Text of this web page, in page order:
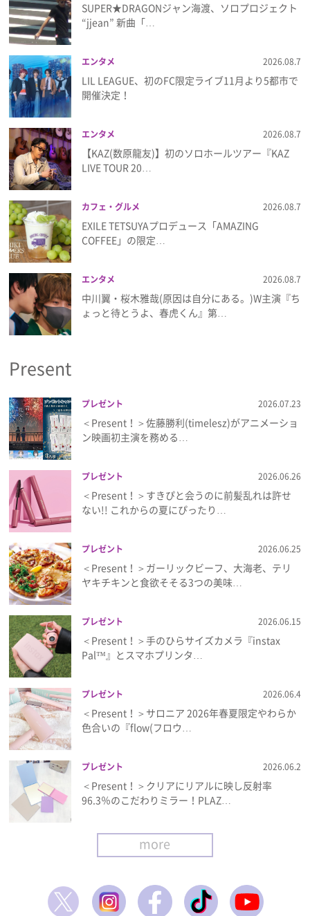
SUPER★DRAGONジャン海渡、ソロプロジェクト
“jjean” 新曲「…
エンタメ 2026.08.7
LIL LEAGUE、初のFC限定ライブ11月より5都市で
開催決定！
エンタメ 2026.08.7
【KAZ(数原龍友)】初のソロホールツアー『KAZ
LIVE TOUR 20…
カフェ・グルメ 2026.08.7
EXILE TETSUYAプロデュース「AMAZING
COFFEE」の限定…
エンタメ 2026.08.7
中川翼・桜木雅哉(原因は自分にある。)W主演『ち
ょっと待とうよ、春虎くん』第…
Present
プレゼント 2026.07.23
＜Present！＞佐藤勝利(timelesz)がアニメーショ
ン映画初主演を務める…
プレゼント 2026.06.26
＜Present！＞すきぴと会うのに前髪乱れは許せ
ない!! これからの夏にぴったり…
プレゼント 2026.06.25
＜Present！＞ガーリックビーフ、大海老、テリ
ヤキチキンと食欲そそる3つの美味…
プレゼント 2026.06.15
＜Present！＞手のひらサイズカメラ『instax
Pal™』とスマホプリンタ…
プレゼント 2026.06.4
＜Present！＞サロニア 2026年春夏限定やわらか
色合いの『flow(フロウ…
プレゼント 2026.06.2
＜Present！＞クリアにリアルに映し反射率
96.3％のこだわりミラー！PLAZ…
more